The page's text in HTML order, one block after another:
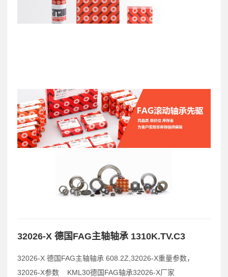
32026-X 德国FAG主轴轴承 1310K.TV.C3
32026-X 德国FAG主轴轴承 608.2Z,32026-X重量参数，
32026-X参数 KML30德国FAG轴承32026-X厂家